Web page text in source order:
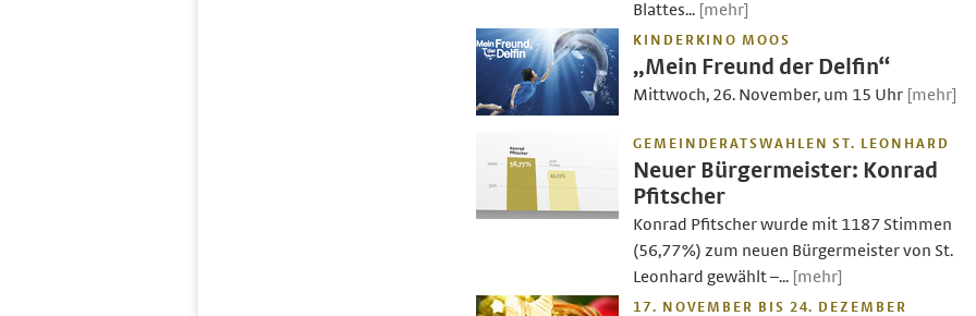
Blattes... [mehr]
KINDERKINO MOOS
„Mein Freund der Delfin“
Mittwoch, 26. November, um 15 Uhr [mehr]
GEMEINDERATSWAHLEN ST. LEONHARD
Neuer Bürgermeister: Konrad
Pfitscher
Konrad Pfitscher wurde mit 1187 Stimmen
(56,77%) zum neuen Bürgermeister von St.
Leonhard gewählt –... [mehr]
17. NOVEMBER BIS 24. DEZEMBER